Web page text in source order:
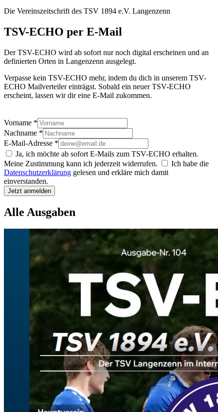
Die Vereinszeitschrift des TSV 1894 e.V. Langenzenn
TSV-ECHO per E-Mail
Der TSV-ECHO wird ab sofort nur noch digital erscheinen und an
definierten Orten in Langenzenn ausgelegt.
Verpasse kein TSV-ECHO mehr, indem du dich in unserem TSV-
ECHO Mailverteiler einträgst. Sobald ein neuer TSV-ECHO
erscheint, lassen wir dir eine E-Mail zukommen.
Vorname *
Nachname *
E-Mail-Adresse *
Ja, ich möchte ab sofort E-Mails zum TSV-ECHO erhalten.
Meine Zustimmung kann ich jederzeit widerrufen.
Ich habe die
Datenschutzerklärung gelesen und erkläre mich damit
einverstanden.
Jetzt anmelden
Alle Ausgaben